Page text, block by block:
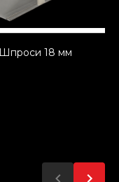
Шпроси 18 мм